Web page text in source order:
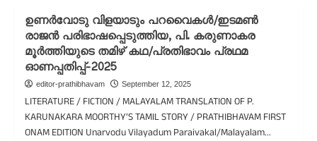
സ്വപ്നങ്ങളുടെ
കലർപ്പുണ്ട്/
സ്‌പെഷൽ
സ്റ്റോറി/
സ്വപ്‌നയുമായി
അഭിമുഖം/
വിസ്മയ
ഉണർവോടു വിളയാടും പറവൈകൾ/ഇടമൺ
രാജൻ പരിഭാഷപ്പെടുത്തിയ, പി. കരുണാകര
മൂർത്തിയുടെ തമിഴ് കഥ/പ്രതിഭാവം പ്രഥമ
ഓണപ്പതിപ്പ്-2025
editor-prathibhavam September 12, 2025
LITERATURE / FICTION / MALAYALAM TRANSLATION OF P.
KARUNAKARA MOORTHY’S TAMIL STORY / PRATHIBHAVAM FIRST
ONAM EDITION Unarvodu Vilayadum Paraivakal/Malayalam...